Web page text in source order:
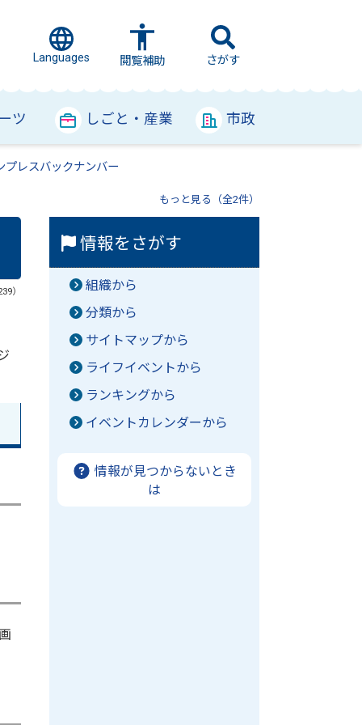
Languages 閲覧補助 さがす
ツ しごと・産業 市政
プレスバックナンバー
もっと見る（全2件）
）
情報をさがす
組織から
分類から
サイトマップから
ライフイベントから
ランキングから
イベントカレンダーから
情報が見つからないとき
は